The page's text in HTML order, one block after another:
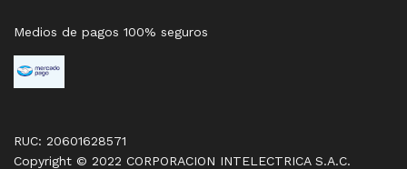
RUC: 20601628571
Copyright © 2022 CORPORACION INTELECTRICA S.A.C.
Medios de pagos 100% seguros